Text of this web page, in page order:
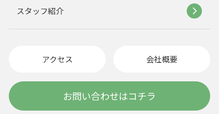
スタッフ紹介
アクセス 会社概要
お問い合わせはコチラ